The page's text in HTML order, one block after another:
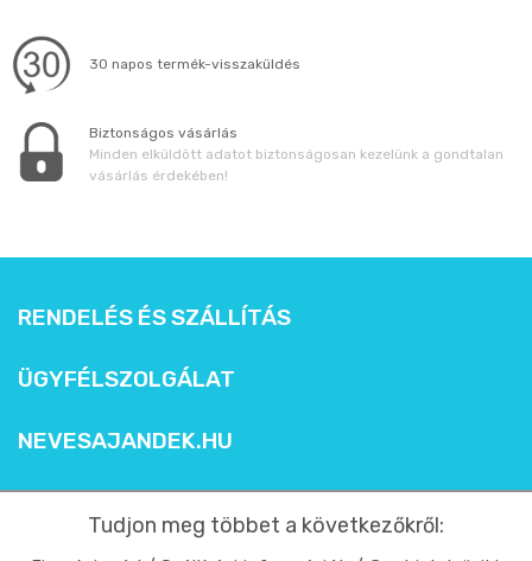
30 napos termék-visszaküldés
Biztonságos vásárlás
Minden elküldött adatot biztonságosan kezelünk a gondtalan
vásárlás érdekében!
RENDELÉS ÉS SZÁLLÍTÁS
ÜGYFÉLSZOLGÁLAT
NEVESAJANDEK.HU
Tudjon meg többet a következőkről: